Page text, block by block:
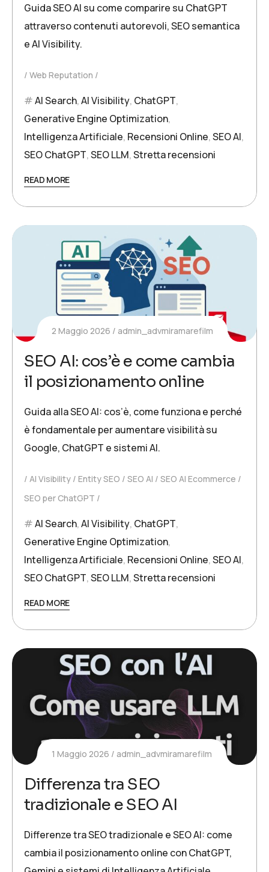
Guida SEO AI su come comparire su ChatGPT
attraverso contenuti autorevoli, SEO semantica
e AI Visibility.
Web Reputation
AI Search,AI Visibility, ChatGPT,
Generative Engine Optimization,
Intelligenza Artificiale, Recensioni Online,SEO AI,
SEO ChatGPT,SEO LLM,Stretta recensioni
READ MORE
2 Maggio 2026 admin_advmiramarefilm
SEO AI: cos’è e come cambia
il posizionamento online
Guida alla SEO AI: cos’è, come funziona e perché
è fondamentale per aumentare visibilità su
Google, ChatGPT e sistemi AI.
AI Visibility Entity SEO SEO AI
SEO AI Ecommerce
SEO per ChatGPT
AI Search,AI Visibility, ChatGPT,
Generative Engine Optimization,
Intelligenza Artificiale, Recensioni Online,SEO AI,
SEO ChatGPT,SEO LLM,Stretta recensioni
READ MORE
1 Maggio 2026 admin_advmiramarefilm
Differenza tra SEO
tradizionale e SEO AI
Differenze tra SEO tradizionale e SEO AI: come
cambia il posizionamento online con ChatGPT,